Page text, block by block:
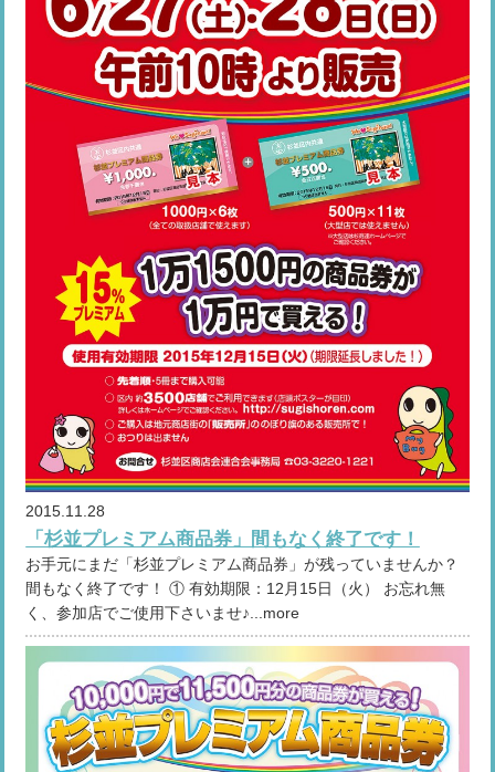
2015.11.28
「杉並プレミアム商品券」間もなく終了です！
お手元にまだ「杉並プレミアム商品券」が残っていませんか？
間もなく終了です！ ① 有効期限：12月15日（火） お忘れ無
く、参加店でご使用下さいませ♪...more